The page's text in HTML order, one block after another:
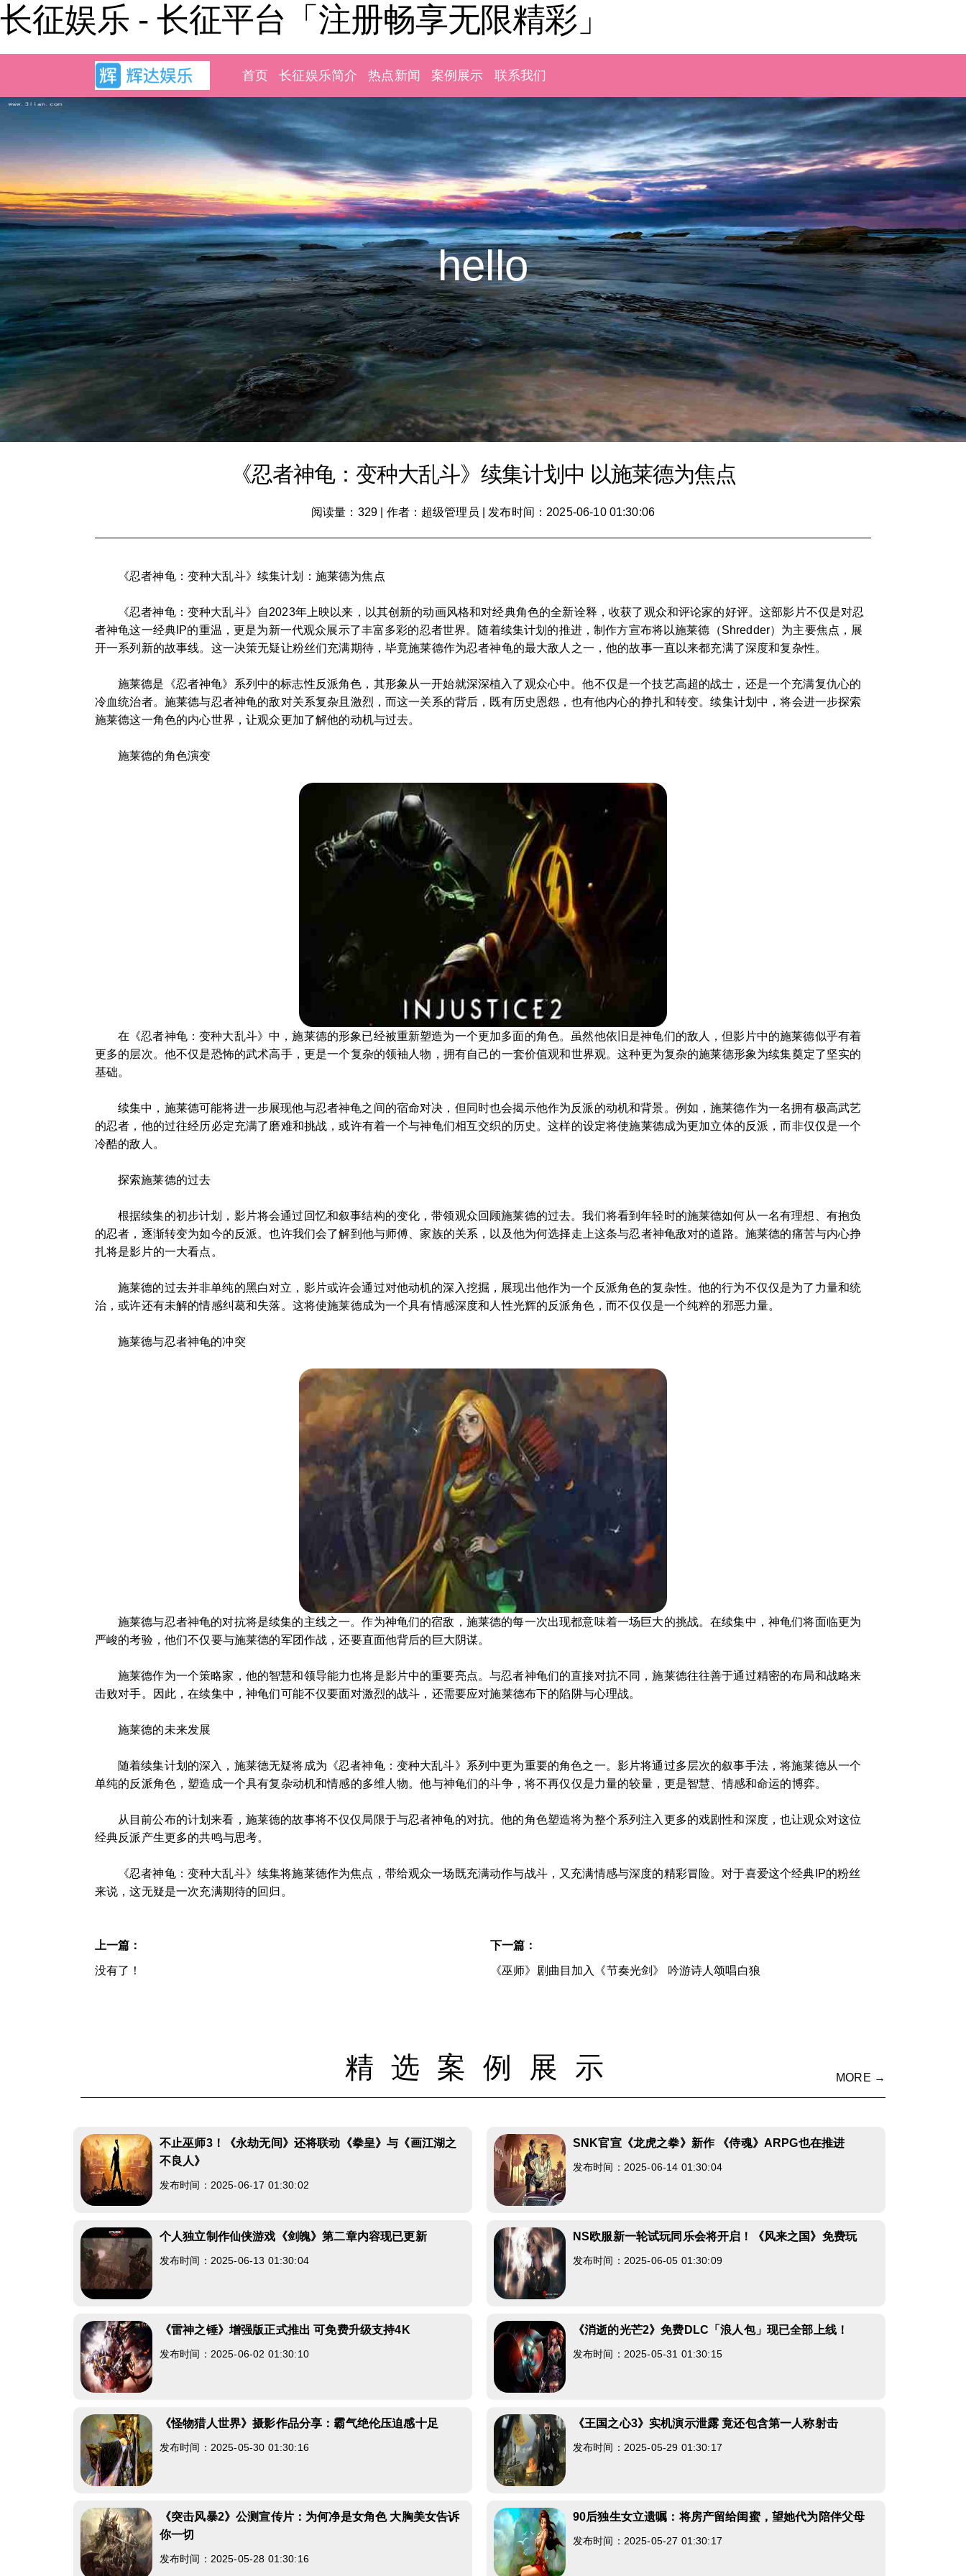
长征娱乐 - 长征平台「注册畅享无限精彩」
首页 长征娱乐简介 热点新闻 案例展示 联系我们
hello
《忍者神龟：变种大乱斗》续集计划中 以施莱德为焦点
阅读量：329 作者：超级管理员 发布时间：2025-06-10 01:30:06
《忍者神龟：变种大乱斗》续集计划：施莱德为焦点
《忍者神龟：变种大乱斗》自2023年上映以来，以其创新的动画风格和对经典角色的全新诠释，收获了观众和评论家的好评。这部影片不仅是对忍
者神龟这一经典IP的重温，更是为新一代观众展示了丰富多彩的忍者世界。随着续集计划的推进，制作方宣布将以施莱德（Shredder）为主要焦点，展
开一系列新的故事线。这一决策无疑让粉丝们充满期待，毕竟施莱德作为忍者神龟的最大敌人之一，他的故事一直以来都充满了深度和复杂性。
施莱德是《忍者神龟》系列中的标志性反派角色，其形象从一开始就深深植入了观众心中。他不仅是一个技艺高超的战士，还是一个充满复仇心的
冷血统治者。施莱德与忍者神龟的敌对关系复杂且激烈，而这一关系的背后，既有历史恩怨，也有他内心的挣扎和转变。续集计划中，将会进一步探索
施莱德这一角色的内心世界，让观众更加了解他的动机与过去。
施莱德的角色演变
在《忍者神龟：变种大乱斗》中，施莱德的形象已经被重新塑造为一个更加多面的角色。虽然他依旧是神龟们的敌人，但影片中的施莱德似乎有着
更多的层次。他不仅是恐怖的武术高手，更是一个复杂的领袖人物，拥有自己的一套价值观和世界观。这种更为复杂的施莱德形象为续集奠定了坚实的
基础。
续集中，施莱德可能将进一步展现他与忍者神龟之间的宿命对决，但同时也会揭示他作为反派的动机和背景。例如，施莱德作为一名拥有极高武艺
的忍者，他的过往经历必定充满了磨难和挑战，或许有着一个与神龟们相互交织的历史。这样的设定将使施莱德成为更加立体的反派，而非仅仅是一个
冷酷的敌人。
探索施莱德的过去
根据续集的初步计划，影片将会通过回忆和叙事结构的变化，带领观众回顾施莱德的过去。我们将看到年轻时的施莱德如何从一名有理想、有抱负
的忍者，逐渐转变为如今的反派。也许我们会了解到他与师傅、家族的关系，以及他为何选择走上这条与忍者神龟敌对的道路。施莱德的痛苦与内心挣
扎将是影片的一大看点。
施莱德的过去并非单纯的黑白对立，影片或许会通过对他动机的深入挖掘，展现出他作为一个反派角色的复杂性。他的行为不仅仅是为了力量和统
治，或许还有未解的情感纠葛和失落。这将使施莱德成为一个具有情感深度和人性光辉的反派角色，而不仅仅是一个纯粹的邪恶力量。
施莱德与忍者神龟的冲突
施莱德与忍者神龟的对抗将是续集的主线之一。作为神龟们的宿敌，施莱德的每一次出现都意味着一场巨大的挑战。在续集中，神龟们将面临更为
严峻的考验，他们不仅要与施莱德的军团作战，还要直面他背后的巨大阴谋。
施莱德作为一个策略家，他的智慧和领导能力也将是影片中的重要亮点。与忍者神龟们的直接对抗不同，施莱德往往善于通过精密的布局和战略来
击败对手。因此，在续集中，神龟们可能不仅要面对激烈的战斗，还需要应对施莱德布下的陷阱与心理战。
施莱德的未来发展
随着续集计划的深入，施莱德无疑将成为《忍者神龟：变种大乱斗》系列中更为重要的角色之一。影片将通过多层次的叙事手法，将施莱德从一个
单纯的反派角色，塑造成一个具有复杂动机和情感的多维人物。他与神龟们的斗争，将不再仅仅是力量的较量，更是智慧、情感和命运的博弈。
从目前公布的计划来看，施莱德的故事将不仅仅局限于与忍者神龟的对抗。他的角色塑造将为整个系列注入更多的戏剧性和深度，也让观众对这位
经典反派产生更多的共鸣与思考。
《忍者神龟：变种大乱斗》续集将施莱德作为焦点，带给观众一场既充满动作与战斗，又充满情感与深度的精彩冒险。对于喜爱这个经典IP的粉丝
来说，这无疑是一次充满期待的回归。
上一篇：
没有了！
下一篇：
《巫师》剧曲目加入《节奏光剑》 吟游诗人颂唱白狼
精选案例展示 MORE →
不止巫师3！《永劫无间》还将联动《拳皇》与《画江湖之
不良人》
发布时间：2025-06-17 01:30:02
SNK官宣《龙虎之拳》新作 《侍魂》ARPG也在推进
发布时间：2025-06-14 01:30:04
个人独立制作仙侠游戏《剑魄》第二章内容现已更新
发布时间：2025-06-13 01:30:04
NS欧服新一轮试玩同乐会将开启！《风来之国》免费玩
发布时间：2025-06-05 01:30:09
《雷神之锤》增强版正式推出 可免费升级支持4K
发布时间：2025-06-02 01:30:10
《消逝的光芒2》免费DLC「浪人包」现已全部上线！
发布时间：2025-05-31 01:30:15
《怪物猎人世界》摄影作品分享：霸气绝伦压迫感十足
发布时间：2025-05-30 01:30:16
《王国之心3》实机演示泄露 竟还包含第一人称射击
发布时间：2025-05-29 01:30:17
《突击风暴2》公测宣传片：为何净是女角色 大胸美女告诉
你一切
发布时间：2025-05-28 01:30:16
90后独生女立遗嘱：将房产留给闺蜜，望她代为陪伴父母
发布时间：2025-05-27 01:30:17